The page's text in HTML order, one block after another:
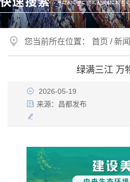
您当前所在位置： 首页 /新
绿满三江 万
2026-05-19
来源： 昌都发布